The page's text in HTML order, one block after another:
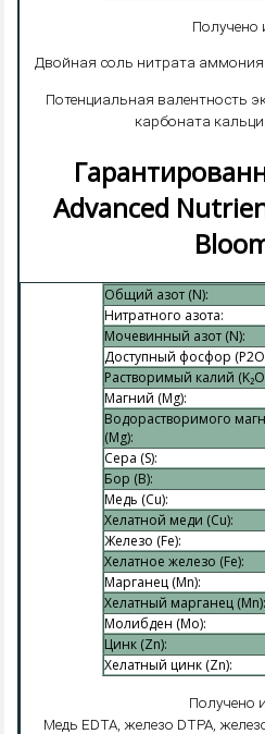
Получено
Двойная соль нитрата
Потенциальная валентность
карбоната
Advanced
Общий азот (N):
Нитратного азота:
Мочевинный азот (N):
Доступный фосфор
Растворимый калий
Магний (Mg):
Водорастворимого
(Mg):
Сера (S):
Бор (B):
Медь (Cu):
Хелатной меди (Cu):
Железо (Fe):
Хелатное железо (Fe):
Марганец (Mn):
Хелатный марганец (Mn):
Молибден (Mo):
Цинк (Zn):
Хелатный цинк (Zn):
Получено
Медь EDTA, железо DTPA,